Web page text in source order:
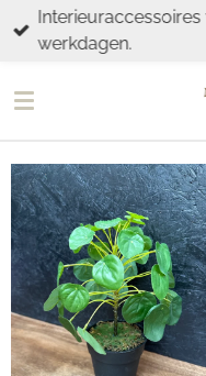
Ga
direct
de
Interieuraccessoires
werkdagen.